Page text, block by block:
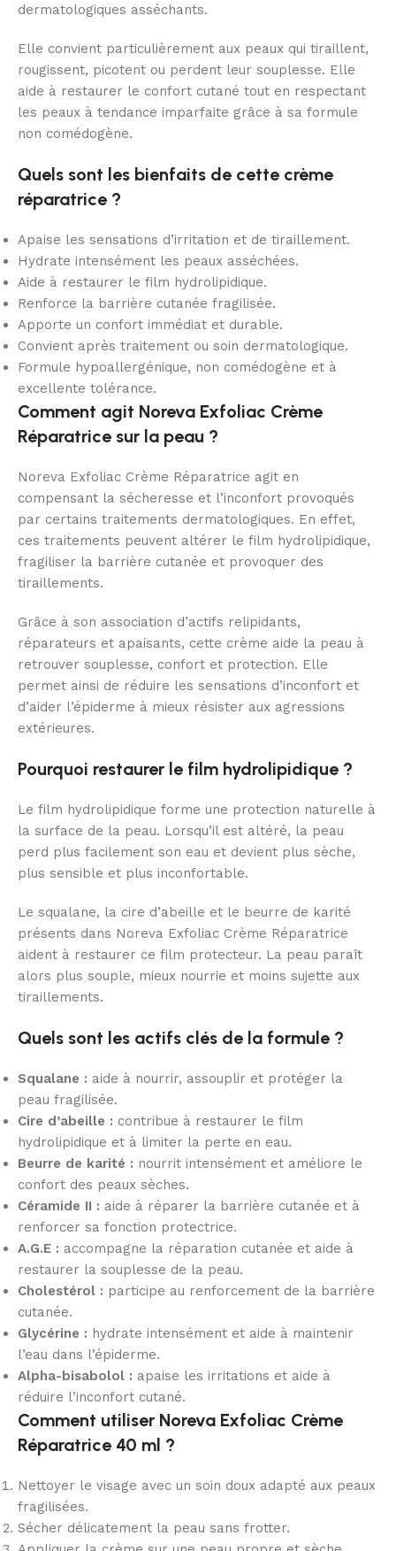
dermatologiques asséchants.
Elle convient particulièrement aux peaux qui tiraillent,
rougissent, picotent ou perdent leur souplesse. Elle
aide à restaurer le confort cutané tout en respectant
les peaux à tendance imparfaite grâce à sa formule
non comédogène.
Quels sont les bienfaits de cette crème
réparatrice ?
Apaise les sensations d’irritation et de tiraillement.
Hydrate intensément les peaux asséchées.
Aide à restaurer le film hydrolipidique.
Renforce la barrière cutanée fragilisée.
Apporte un confort immédiat et durable.
Convient après traitement ou soin dermatologique.
Formule hypoallergénique, non comédogène et à
excellente tolérance.
Comment agit Noreva Exfoliac Crème
Réparatrice sur la peau ?
Noreva Exfoliac Crème Réparatrice agit en
compensant la sécheresse et l’inconfort provoqués
par certains traitements dermatologiques. En effet,
ces traitements peuvent altérer le film hydrolipidique,
fragiliser la barrière cutanée et provoquer des
tiraillements.
Grâce à son association d’actifs relipidants,
réparateurs et apaisants, cette crème aide la peau à
retrouver souplesse, confort et protection. Elle
permet ainsi de réduire les sensations d’inconfort et
d’aider l’épiderme à mieux résister aux agressions
extérieures.
Pourquoi restaurer le film hydrolipidique ?
Le film hydrolipidique forme une protection naturelle à
la surface de la peau. Lorsqu’il est altéré, la peau
perd plus facilement son eau et devient plus sèche,
plus sensible et plus inconfortable.
Le squalane, la cire d’abeille et le beurre de karité
présents dans Noreva Exfoliac Crème Réparatrice
aident à restaurer ce film protecteur. La peau paraît
alors plus souple, mieux nourrie et moins sujette aux
tiraillements.
Quels sont les actifs clés de la formule ?
Squalane : aide à nourrir, assouplir et protéger la
peau fragilisée.
Cire d’abeille : contribue à restaurer le film
hydrolipidique et à limiter la perte en eau.
Beurre de karité : nourrit intensément et améliore le
confort des peaux sèches.
Céramide II : aide à réparer la barrière cutanée et à
renforcer sa fonction protectrice.
A.G.E : accompagne la réparation cutanée et aide à
restaurer la souplesse de la peau.
Cholestérol : participe au renforcement de la barrière
cutanée.
Glycérine : hydrate intensément et aide à maintenir
l’eau dans l’épiderme.
Alpha-bisabolol : apaise les irritations et aide à
réduire l’inconfort cutané.
Comment utiliser Noreva Exfoliac Crème
Réparatrice 40 ml ?
Nettoyer le visage avec un soin doux adapté aux peaux
fragilisées.
Sécher délicatement la peau sans frotter.